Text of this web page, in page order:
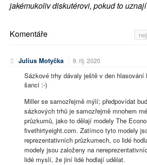
jakémukoliv diskutérovi, pokud to
Komentáře
Julius Motyčka 9. říj. 2020
Sázkové trhy dávaly ještě v den hlasování
šanci :-)
Miller se samozřejmě mýlí; předpovídat
sázkových trhů je samozřejmě mnohem
průzkumů, jako to dělají modely The
fivethirtyeight.com. Zatímco tyto modely
reprezentativních průzkumech, co lidé
modely jsou založeny na
lidé myslí, že jiní lidé hodlají udělat.